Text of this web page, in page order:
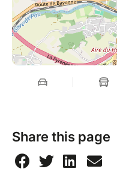
Share this page